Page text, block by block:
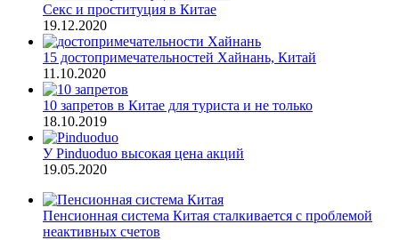
Секс и проституция в Китае
19.12.2020
15 достопримечательностей Хайнань, Китай
11.10.2020
10 запретов в Китае для туриста и не только
18.10.2019
У Pinduoduo высокая цена акций
19.05.2020
Пенсионная система Китая сталкивается с проблемой
неактивных счетов